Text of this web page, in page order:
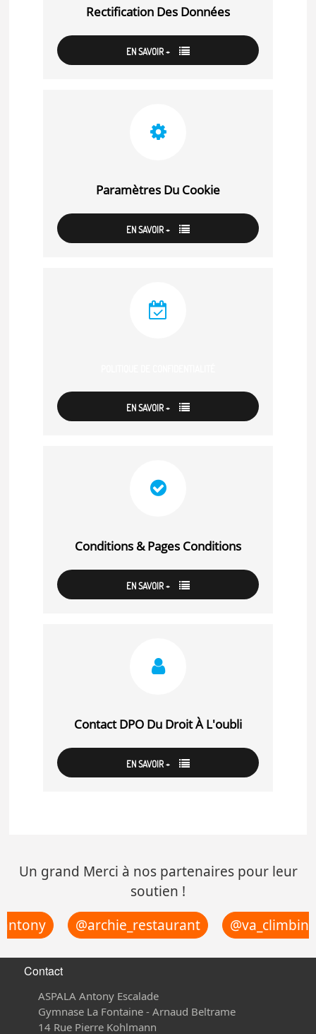
Rectification Des Données
EN SAVOIR +
Paramètres Du Cookie
EN SAVOIR +
EN SAVOIR +
Conditions & Pages Conditions
EN SAVOIR +
Contact DPO Du Droit À L'oubli
EN SAVOIR +
Un grand Merci à nos partenaires pour leur
soutien !
@archie_restaurant
Contact
ASPALA Antony Escalade
Gymnase La Fontaine - Arnaud Beltrame
14 Rue Pierre Kohlmann